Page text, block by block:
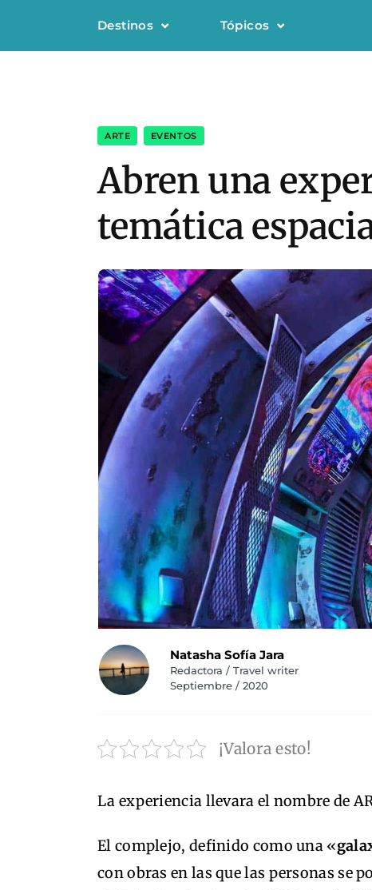
Destinos Tópicos
ARTE EVENTOS
Abren una
temática
Natasha Sofía Jara
Redactora / Travel writer
Septiembre / 2020
¡Valora esto!
La experiencia llevara el nombre de
El complejo, definido como una «
con obras en las que las personas se